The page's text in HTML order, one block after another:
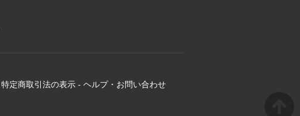
特定商取引法の表示 - ヘルプ・お問い合わせ